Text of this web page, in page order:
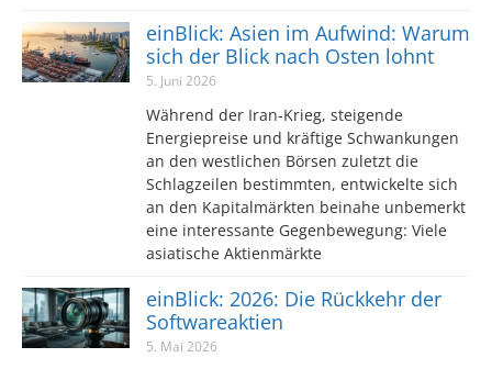
einBlick: Asien im Aufwind: Warum
sich der Blick nach Osten lohnt
5. Juni 2026
Während der Iran-Krieg, steigende
Energiepreise und kräftige Schwankungen
an den westlichen Börsen zuletzt die
Schlagzeilen bestimmten, entwickelte sich
an den Kapitalmärkten beinahe unbemerkt
eine interessante Gegenbewegung: Viele
asiatische Aktienmärkte
einBlick: 2026: Die Rückkehr der
Softwareaktien
5. Mai 2026